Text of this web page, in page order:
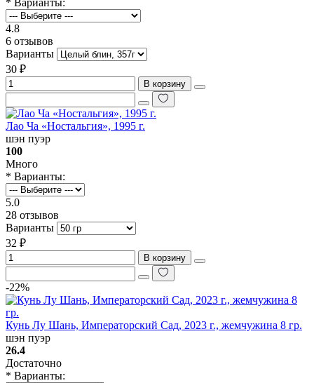
* Варианты:
4.8
6 отзывов
Варианты
30 ₽
В корзину
Лао Ча «Ностальгия», 1995 г.
шэн пуэр
100
Много
* Варианты:
5.0
28 отзывов
Варианты
32 ₽
В корзину
-22%
Кунь Лу Шань, Императорский Сад, 2023 г., жемчужина 8 гр.
шэн пуэр
26.4
Достаточно
* Варианты: